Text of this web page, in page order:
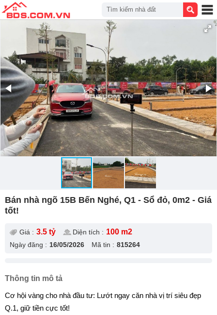
Bán nhà ngõ 15B Bến Nghé, Q1 - Sổ đỏ, 0m2 - Giá
tốt!
Giá : 3.5 tỷ Diện tích : 100 m2
Ngày đăng : 16/05/2026 Mã tin : 815264
Thông tin mô tả
Cơ hội vàng cho nhà đầu tư: Lướt ngay căn nhà vị trí siêu đẹp
Q.1, giữ tiền cực tốt!
Tìm kiếm nhà đất